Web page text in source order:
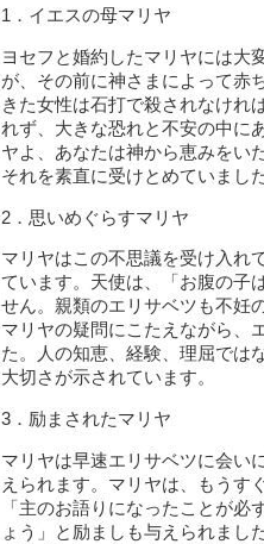
1．イエスの母マリヤ
ヨセフと婚約したマリヤには大
が、その前に神さまによって赤
きた女性は石打で殺されなけれ
れず、大きな恐れと不安の中に
ヤよ、あなたは神から恵みをい
それを素直に受けとめていました
2．思いめぐらすマリヤ
マリヤはこの不思議を受け入れ
ています。天使は、「お腹の子
せん。親類のエリサベツも不妊
マリヤの疑問にこたえながら、
た。人の知恵、経験、理屈では
大切さが示されています。
3．励まされたマリヤ
マリヤは早速エリサベツに会い
えられます。マリヤは、もうす
「主のお語りになったことが
ょう」と励ましも与えられまし